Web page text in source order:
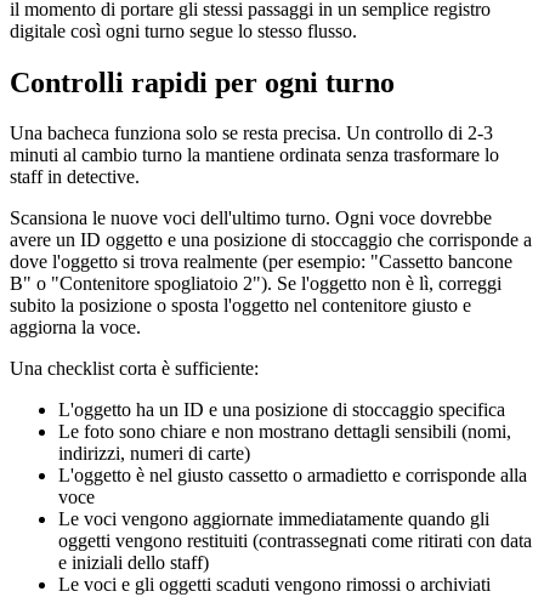
il momento di portare gli stessi passaggi in un semplice registro
digitale così ogni turno segue lo stesso flusso.
Controlli rapidi per ogni turno
Una bacheca funziona solo se resta precisa. Un controllo di 2-3
minuti al cambio turno la mantiene ordinata senza trasformare lo
staff in detective.
Scansiona le nuove voci dell'ultimo turno. Ogni voce dovrebbe
avere un ID oggetto e una posizione di stoccaggio che corrisponde a
dove l'oggetto si trova realmente (per esempio: "Cassetto bancone
B" o "Contenitore spogliatoio 2"). Se l'oggetto non è lì, correggi
subito la posizione o sposta l'oggetto nel contenitore giusto e
aggiorna la voce.
Una checklist corta è sufficiente:
L'oggetto ha un ID e una posizione di stoccaggio specifica
Le foto sono chiare e non mostrano dettagli sensibili (nomi,
indirizzi, numeri di carte)
L'oggetto è nel giusto cassetto o armadietto e corrisponde alla
voce
Le voci vengono aggiornate immediatamente quando gli
oggetti vengono restituiti (contrassegnati come ritirati con data
e iniziali dello staff)
Le voci e gli oggetti scaduti vengono rimossi o archiviati